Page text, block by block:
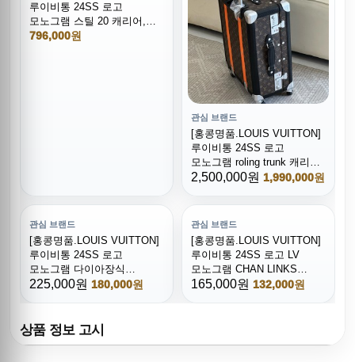
루이비통 24SS 로고
모노그램 스틸 20 캐리어,
CR116, B4, 홍콩명품쇼핑몰,
796,000원
관심 브랜드
[홍콩명품.LOUIS VUITTON]
루이비통 24SS 로고
모노그램 roling trunk 캐리어,
CR115, B4, 홍콩명품쇼핑몰,
생활용품
2,500,000원 1,990,000원
관심 브랜드
[홍콩명품.LOUIS VUITTON]
루이비통 24SS 로고
모노그램 다이아장식
925실버 팔찌, ET2678, NNT,
해외직구
225,000원 180,000원
관심 브랜드
[홍콩명품.LOUIS VUITTON]
루이비통 24SS 로고 LV
모노그램 CHAN LINKS
PATCHES 22cm 팔찌,
165,000원 132,000원
상품 정보 고시